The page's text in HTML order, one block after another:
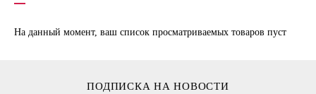
На данный момент, ваш список просматриваемых товаров пуст
ПОДПИСКА НА НОВОСТИ